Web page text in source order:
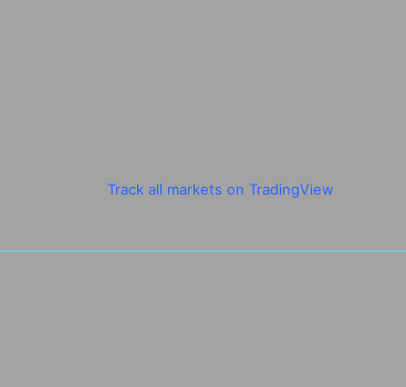
Track all markets on TradingView